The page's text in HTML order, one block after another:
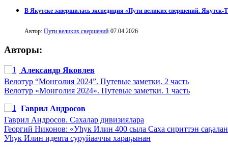
В Якутске завершилась экспедиция «Пути великих свершений. Якутск-
Автор: Пути великих свершений 07.04.2026
Авторы:
Александр Яковлев
Велотур “Монголия 2024”. Путевые заметки. 2 часть
Велотур «Монголия 2024». Путевые заметки. 1 часть
Гаврил Андросов
Гаврил Андросов. Сахалар дивизиялара
Георгий Никонов: «Уһук Илин 400 сыла Саха сириттэн
Уһук Илин идеята суруйааччы хараҕынан